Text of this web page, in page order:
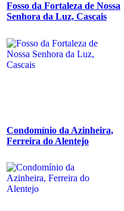
Fosso da Fortaleza de Nossa
Senhora da Luz, Cascais
Condomínio da Azinheira,
Ferreira do Alentejo